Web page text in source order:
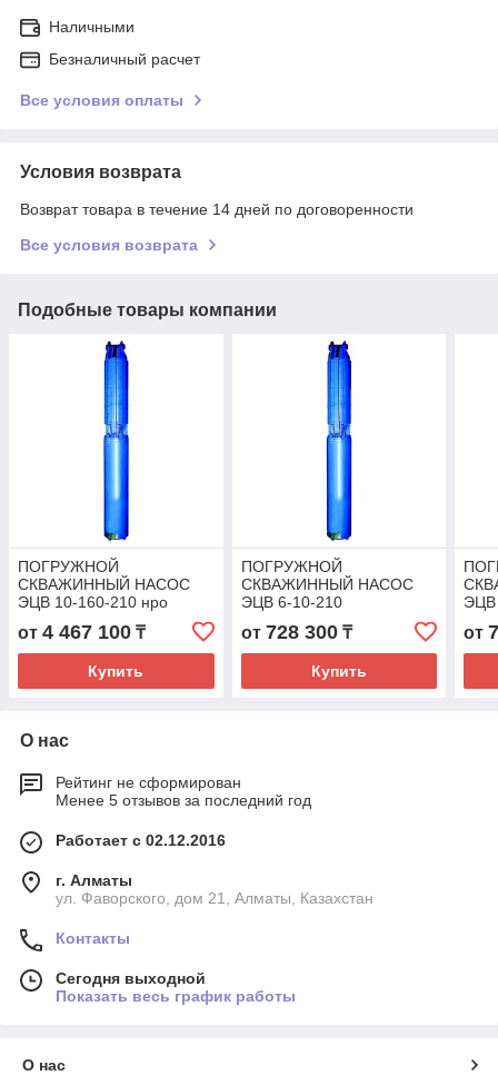
Наличными
Безналичный расчет
Все условия оплаты
Условия возврата
Возврат товара в течение 14 дней по договоренности
Все условия возврата
Подобные товары компании
ПОГРУЖНОЙ
СКВАЖИННЫЙ НАСОС
ЭЦВ 10-160-210 нро
от 4 467 100 ₸
Купить
ПОГРУЖНОЙ
СКВАЖИННЫЙ НАСОС
ЭЦВ 6-10-210
от 728 300₸
Купить
ЭЦВ
от
О нас
Рейтинг не сформирован
Менее 5 отзывов за последний год
Работает с 02.12.2016
г. Алматы
ул. Фаворского, дом 21, Алматы, Казахстан
Контакты
Сегодня выходной
Показать весь график работы
О нас